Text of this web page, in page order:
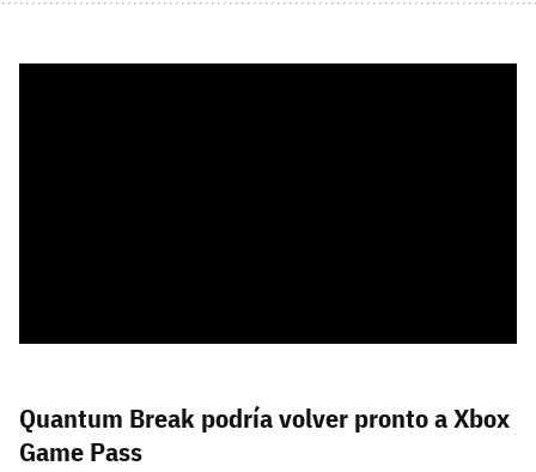
Quantum Break podría volver pronto a Xbox
Game Pass